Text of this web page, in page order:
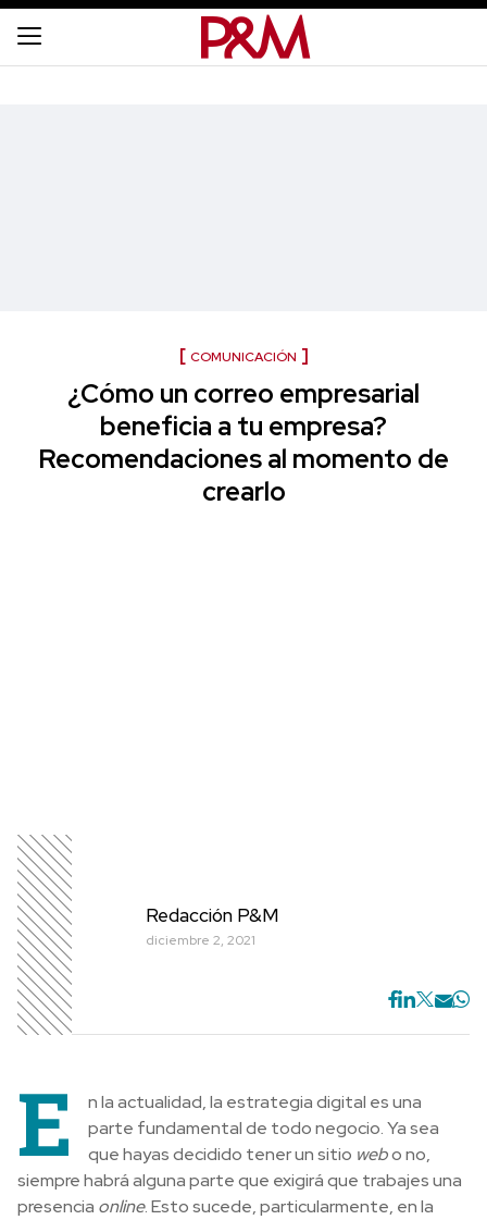
COMUNICACIÓN
¿Cómo un correo empresarial
beneficia a tu empresa?
Recomendaciones al momento de
crearlo
Redacción P&M
diciembre 2, 2021
E
n la actualidad, la estrategia digital es una
parte fundamental de todo negocio. Ya sea
que hayas decidido tener un sitio webo no,
siempre habrá alguna parte que exigirá que trabajes una
presencia online. Esto sucede, particularmente, en la